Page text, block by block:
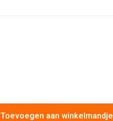
Toevoegen aan winkelmandje